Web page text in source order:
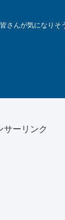
さんが気になりそ
サーリンク